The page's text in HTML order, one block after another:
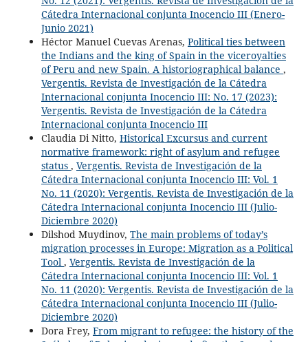
Cátedra Internacional conjunta Inocencio III (Enero-
Junio 2021)
Héctor Manuel Cuevas Arenas, Political ties between
the Indians and the king of Spain in the viceroyalties
of Peru and new Spain. A historiographical balance ,
Vergentis. Revista de Investigación de la Cátedra
Internacional conjunta Inocencio III: No. 17 (2023):
Vergentis. Revista de Investigación de la Cátedra
Internacional conjunta Inocencio III
Claudia Di Nitto, Historical Excursus and current
normative framework: right of asylum and refugee
status , Vergentis. Revista de Investigación de la
Cátedra Internacional conjunta Inocencio III: Vol. 1
No. 11 (2020): Vergentis. Revista de Investigación de la
Cátedra Internacional conjunta Inocencio III (Julio-
Diciembre 2020)
Dilshod Muydinov, The main problems of today’s
migration processes in Europe: Migration as a Political
Tool , Vergentis. Revista de Investigación de la
Cátedra Internacional conjunta Inocencio III: Vol. 1
No. 11 (2020): Vergentis. Revista de Investigación de la
Cátedra Internacional conjunta Inocencio III (Julio-
Diciembre 2020)
Dora Frey, From migrant to refugee: the history of the